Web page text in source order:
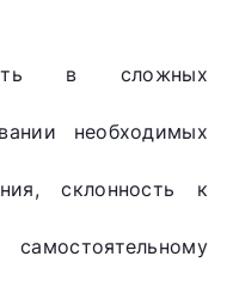
в сложных
необходимых
склонность к